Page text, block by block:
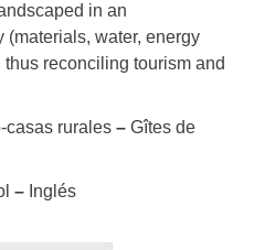
in an
water, energy
reconciling tourism and
casas rurales – Gîtes de
– Inglés